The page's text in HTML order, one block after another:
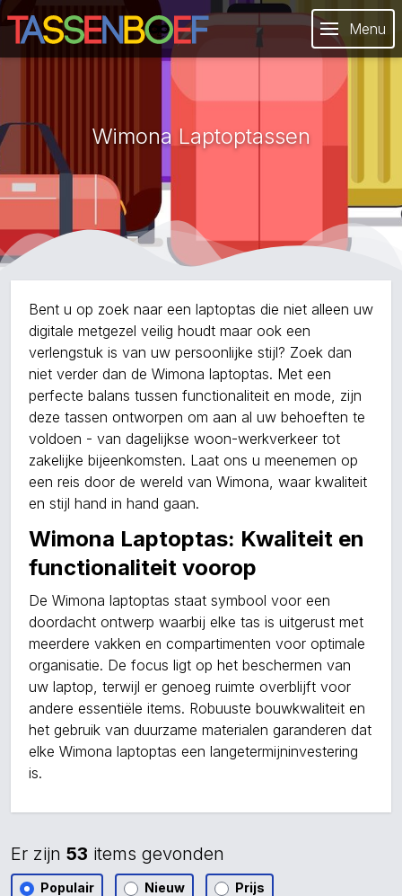
Menu
Wimona Laptoptassen
Bent u op zoek naar een laptoptas die niet alleen uw
digitale metgezel veilig houdt maar ook een
verlengstuk is van uw persoonlijke stijl? Zoek dan
niet verder dan de Wimona laptoptas. Met een
perfecte balans tussen functionaliteit en mode, zijn
deze tassen ontworpen om aan al uw behoeften te
voldoen - van dagelijkse woon-werkverkeer tot
zakelijke bijeenkomsten. Laat ons u meenemen op
een reis door de wereld van Wimona, waar kwaliteit
en stijl hand in hand gaan.
Wimona Laptoptas: Kwaliteit en
functionaliteit voorop
De Wimona laptoptas staat symbool voor een
doordacht ontwerp waarbij elke tas is uitgerust met
meerdere vakken en compartimenten voor optimale
organisatie. De focus ligt op het beschermen van
uw laptop, terwijl er genoeg ruimte overblijft voor
andere essentiële items. Robuuste bouwkwaliteit en
het gebruik van duurzame materialen garanderen dat
elke Wimona laptoptas een langetermijninvestering
is.
Er zijn 53 items gevonden
Populair Nieuw Prijs